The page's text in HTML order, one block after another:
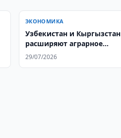
ЭКОНОМИКА
Узбекистан и Кыргызстан
расширяют аграрное
сотрудничество
29/07/2026